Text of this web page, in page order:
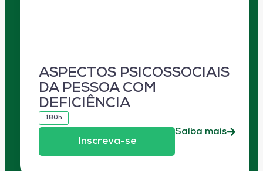
ASPECTOS PSICOSSOCIAIS
DA PESSOA COM
DEFICIÊNCIA
180h
Inscreva-se
Saiba mais